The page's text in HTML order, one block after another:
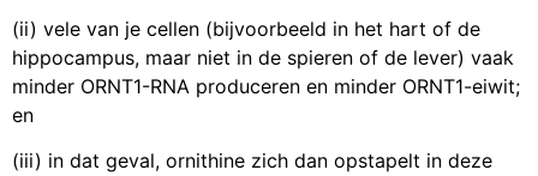
(ii) vele van je cellen (bijvoorbeeld in het hart of de
hippocampus, maar niet in de spieren of de lever) vaak
minder ORNT1-RNA produceren en minder ORNT1-eiwit;
en
(iii) in dat geval, ornithine zich dan opstapelt in deze